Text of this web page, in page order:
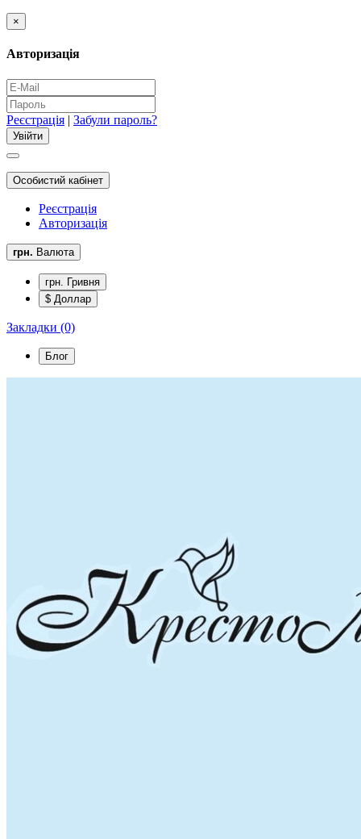
×
Авторизація
Реєстрація | Забули пароль?
Особистий кабінет
Реєстрація
Авторизація
грн. Валюта
грн. Гривня
$ Доллар
Закладки (0)
Блог